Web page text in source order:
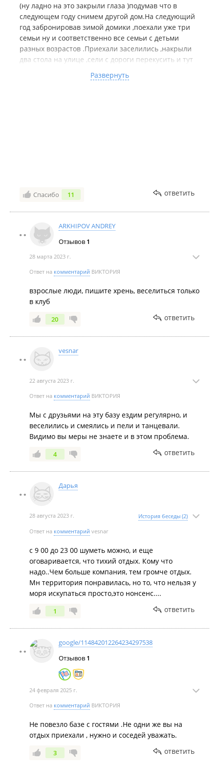
(ну ладно на это закрыли глаза )подумав что в
следующем году снимем другой дом.На следующий
год забронировав зимой домики ,поехали уже три
семьи ну и соответственно все семьи с детьми
разных возрастов .Приехали заселились ,накрыли
два стола на улице ,сели с дороги перекусить и тут
жалуются .Мы объяснили что мы приехали
знакомым не посоветуем ,только негатив .Второй
год ездим на базу *** один позитив )И ещё первый
год с собаками было можно ,на следующий уже
Развернуть
Спасибо 11 ответить
ARKHIPOV ANDREY
Отзывов 1
28 марта 2023 г.
Ответ на комментарий ВИКТОРИЯ
взрослые люди, пишите хрень, веселиться только
в клуб
20 ответить
vesnar
22 августа 2023 г.
Ответ на комментарий ВИКТОРИЯ
Мы с друзьями на эту базу ездим регулярно, и
веселились и смеялись и пели и танцевали.
Видимо вы меры не знаете и в этом проблема.
4 ответить
Дарья
28 августа 2023 г. История беседы (2)
Ответ на комментарий vesnar
с 9 00 до 23 00 шуметь можно, и еще
оговаривается, что тихий отдых. Кому что
надо..Чем больше компания, тем громче отдых.
Мн территория понравилась, но то, что нельзя у
моря искупаться просто,это нонсенс....
1 ответить
google/114842012264234297538
Отзывов 1
24 февраля 2025 г.
Ответ на комментарий ВИКТОРИЯ
Не повезло базе с гостями .Не одни же вы на
отдых приехали , нужно и соседей уважать.
3 ответить